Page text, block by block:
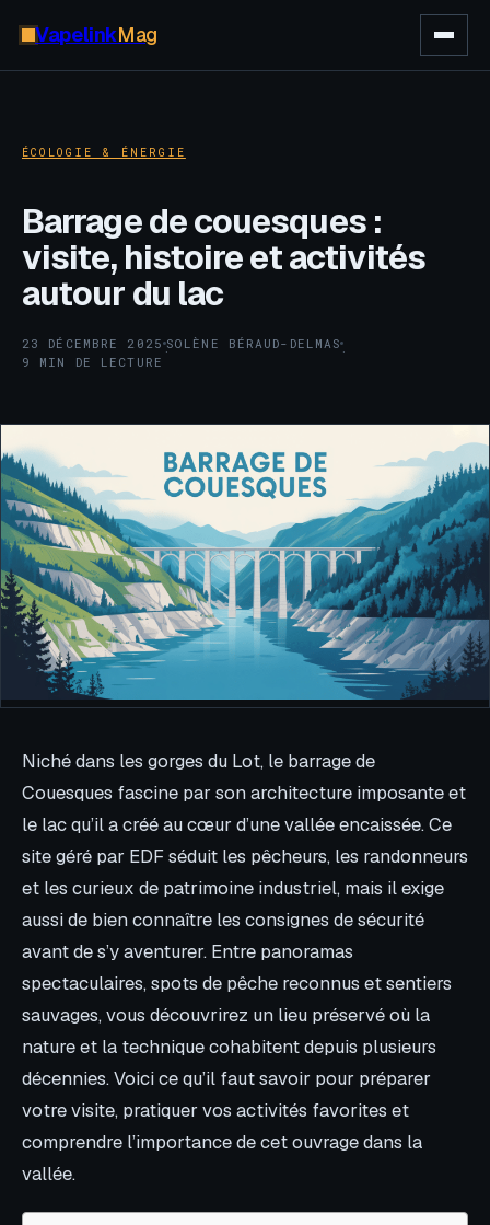
VapelinkMag
ÉCOLOGIE & ÉNERGIE
Barrage de couesques :
visite, histoire et activités
autour du lac
23 DÉCEMBRE 2025 ·
SOLÈNE BÉRAUD-DELMAS·
9 MIN DE LECTURE
Niché dans les gorges du Lot, le barrage de
Couesques fascine par son architecture imposante et
le lac qu’il a créé au cœur d’une vallée encaissée. Ce
site géré par EDF séduit les pêcheurs, les randonneurs
et les curieux de patrimoine industriel, mais il exige
aussi de bien connaître les consignes de sécurité
avant de s’y aventurer. Entre panoramas
spectaculaires, spots de pêche reconnus et sentiers
sauvages, vous découvrirez un lieu préservé où la
nature et la technique cohabitent depuis plusieurs
décennies. Voici ce qu’il faut savoir pour préparer
votre visite, pratiquer vos activités favorites et
comprendre l’importance de cet ouvrage dans la
vallée.